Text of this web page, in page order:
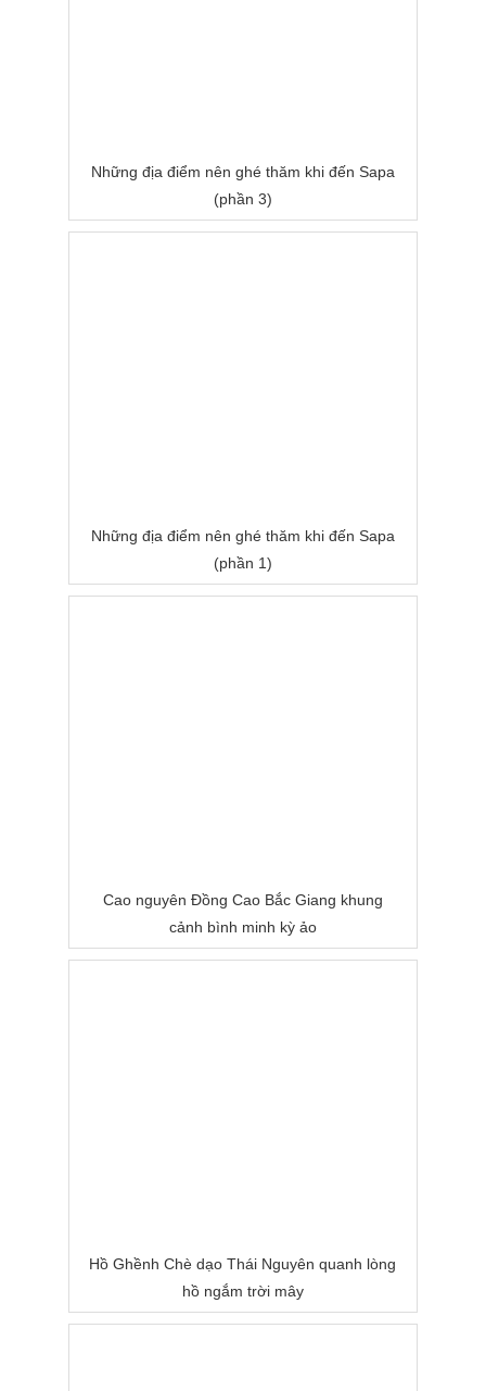
Những địa điểm nên ghé thăm khi đến Sapa
(phần 3)
Những địa điểm nên ghé thăm khi đến Sapa
(phần 1)
Cao nguyên Đồng Cao Bắc Giang khung
cảnh bình minh kỳ ảo
Hồ Ghềnh Chè dạo Thái Nguyên quanh lòng
hồ ngắm trời mây